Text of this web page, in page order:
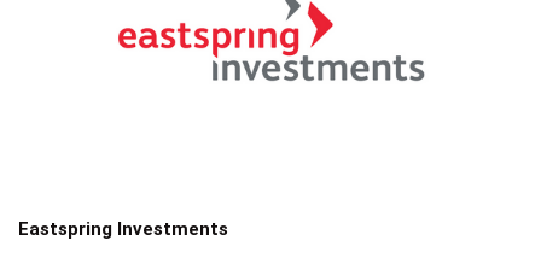
Eastspring Investments